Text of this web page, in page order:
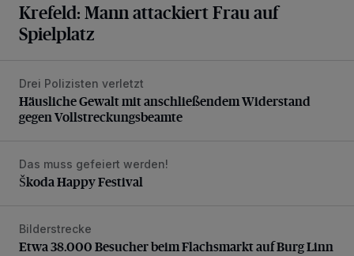
Krefeld: Mann attackiert Frau auf
Spielplatz
Häusliche Gewalt mit anschließendem Widerstand gegen
Drei Polizisten verletzt
Häusliche Gewalt mit anschließendem Widerstand
gegen Vollstreckungsbeamte
Škoda Happy Festival
Das muss gefeiert werden!
Škoda Happy Festival
Etwa 38.000 Besucher beim Flachsmarkt auf Burg Linn
Bilderstrecke
Etwa 38.000 Besucher beim Flachsmarkt auf Burg Linn